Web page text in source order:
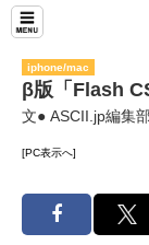
iphone/mac
β版「Flash
文● ASCII.jp編集部
[PC表示へ]